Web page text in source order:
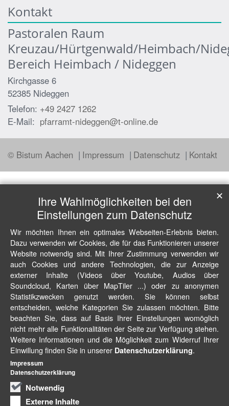
Kontakt
Pastoralen Raum
Kreuzau/Hürtgenwald/Heimbach/
Bereich Heimbach / Nideggen
Kirchgasse 6
52385 Nideggen
Telefon: +49 2427 1262
E-Mail: pfarramt-nideggen@t-online.de
© Bistum Aachen Impressum Datenschutz Kontakt
Ihre Wahlmöglichkeiten bei den
Einstellungen zum Datenschutz
Wir möchten Ihnen ein optimales Webseiten-Erlebnis bieten.
Dazu verwenden wir Cookies, die für das Funktionieren unserer
Website notwendig sind. Mit Ihrer Zustimmung verwenden wir
auch Cookies und andere Technologien, die zur Anzeige
externer Inhalte (Videos über Youtube, Audios über
Soundcloud, Karten über MapTiler ...) oder zu anonymen
Statistikzwecken genutzt werden. Sie können selbst
entscheiden, welche Kategorien Sie zulassen möchten. Bitte
beachten Sie, dass auf Basis Ihrer Einstellungen womöglich
nicht mehr alle Funktionalitäten der Seite zur Verfügung stehen.
Weitere Informationen und die Möglichkeit zum Widerruf Ihrer
Einwillung finden Sie in unserer Datenschutzerklärung.
Notwendig
Externe Inhalte
✕
Impressum
Datenschutzerklärung